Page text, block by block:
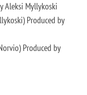
Aleksi Myllykoski
Produced by
Produced by